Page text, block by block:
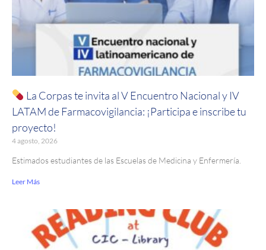
La Corpas te invita al V Encuentro Nacional y IV
LATAM de Farmacovigilancia: ¡Participa e inscribe tu
proyecto!
4 agosto, 2026
Estimados estudiantes de las Escuelas de Medicina y Enfermería.
Leer Más